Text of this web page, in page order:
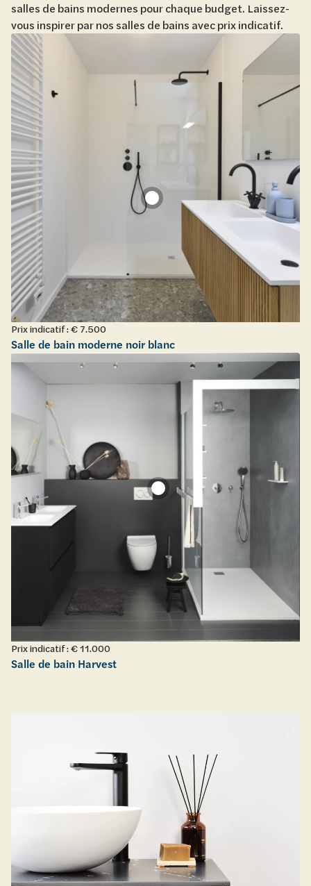
salles de bains modernes pour chaque budget. Laissez-
vous inspirer par nos salles de bains avec prix indicatif.
Prix indicatif : € 7.500
Salle de bain moderne noir blanc
Prix indicatif : € 11.000
Salle de bain Harvest